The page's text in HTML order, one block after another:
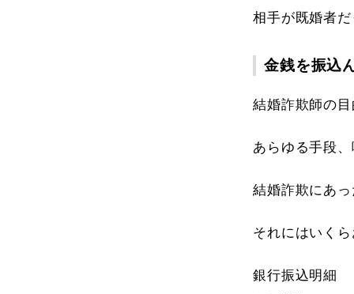
相手が既婚者
金銭を振込
結婚詐欺師の
あらゆる手段
結婚詐欺にあ
それにはいく
銀行振込明細